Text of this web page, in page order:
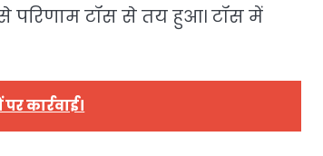
से परिणाम टॉस से तय हुआ। टॉस में
कार्रवाई।